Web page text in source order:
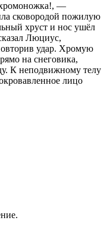
хромоножка!, —
сковородой пожилую
хруст и нос ушёл
Люциус,
удар. Хромую
на снеговика,
К неподвижному телу
лицо